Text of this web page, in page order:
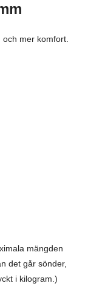
mer komfort.
mängden
det går sönder,
i kilogram.)